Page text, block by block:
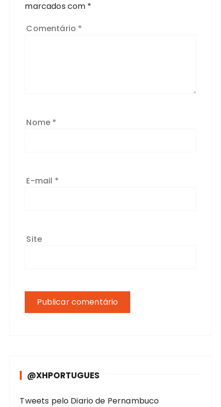
marcados com *
Comentário *
Nome *
E-mail *
Site
@XHPORTUGUES
Tweets pelo Diario de Pernambuco